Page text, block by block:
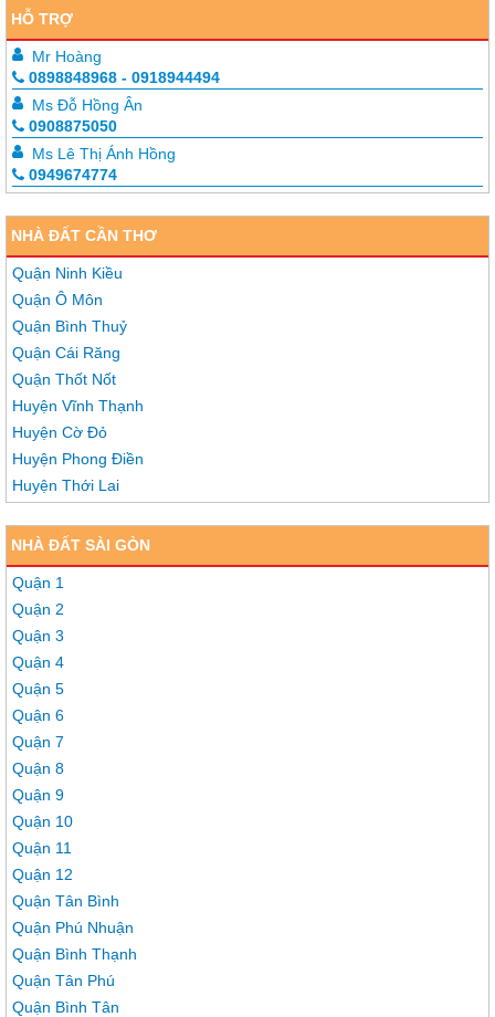
HỖ TRỢ
Mr Hoàng
0898848968 - 0918944494
Ms Đỗ Hồng Ân
0908875050
Ms Lê Thị Ánh Hồng
0949674774
NHÀ ĐẤT CẦN THƠ
Quận Ninh Kiều
Quận Ô Môn
Quận Bình Thuỷ
Quận Cái Răng
Quận Thốt Nốt
Huyện Vĩnh Thạnh
Huyện Cờ Đỏ
Huyện Phong Điền
Huyện Thới Lai
NHÀ ĐẤT SÀI GÒN
Quận 1
Quận 2
Quận 3
Quận 4
Quận 5
Quận 6
Quận 7
Quận 8
Quận 9
Quận 10
Quận 11
Quận 12
Quận Tân Bình
Quận Phú Nhuận
Quận Bình Thạnh
Quận Tân Phú
Quận Bình Tân